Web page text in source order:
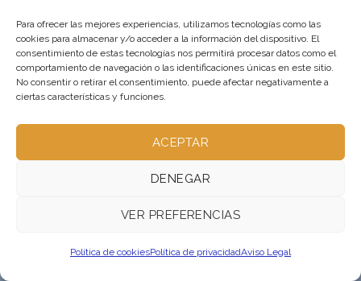
Para ofrecer las mejores experiencias, utilizamos tecnologías como las
cookies para almacenar y/o acceder a la información del dispositivo. El
consentimiento de estas tecnologías nos permitirá procesar datos como el
comportamiento de navegación o las identificaciones únicas en este sitio.
No consentir o retirar el consentimiento, puede afectar negativamente a
ciertas características y funciones.
ACEPTAR
DENEGAR
VER PREFERENCIAS
Política de cookiesPolítica de privacidadAviso Legal